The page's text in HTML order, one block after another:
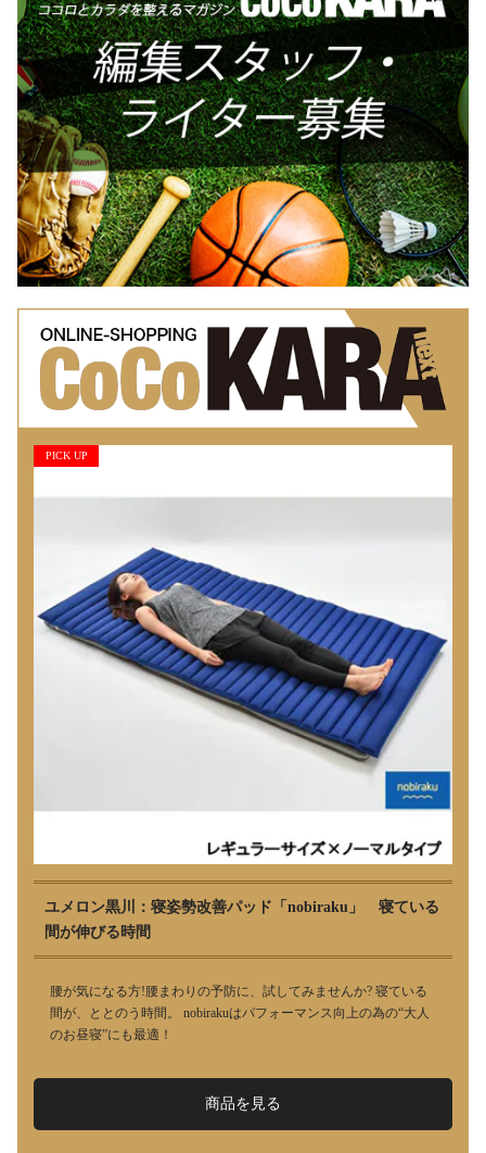
PICK UP
ユメロン黒川：寝姿勢改善パッド「nobiraku」 寝ている
間が伸びる時間
腰が気になる方!腰まわりの予防に、試してみませんか? 寝ている
間が、ととのう時間。 nobirakuはパフォーマンス向上の為の“大人
のお昼寝”にも最適！
商品を見る